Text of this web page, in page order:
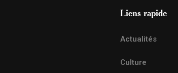
Liens rapide
Actualités
Culture